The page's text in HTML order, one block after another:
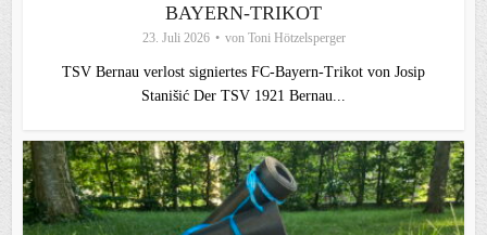
BAYERN-TRIKOT
23. Juli 2026 von Toni Hötzelsperger
TSV Bernau verlost signiertes FC‑Bayern‑Trikot von Josip
Stanišić Der TSV 1921 Bernau...